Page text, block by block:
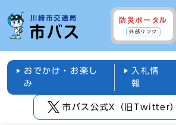
防災ポータル
外部リンク
おでかけ・お楽し
み
入札情
報
市バス公式X（旧Twitter）